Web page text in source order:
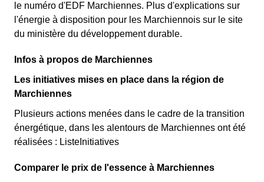
le numéro d'EDF Marchiennes. Plus d'explications sur
l'énergie à disposition pour les Marchiennois sur le site
du ministère du développement durable.
Infos à propos de Marchiennes
Les initiatives mises en place dans la région de
Marchiennes
Plusieurs actions menées dans le cadre de la transition
énergétique, dans les alentours de Marchiennes ont été
réalisées : ListeInitiatives
Comparer le prix de l'essence à Marchiennes